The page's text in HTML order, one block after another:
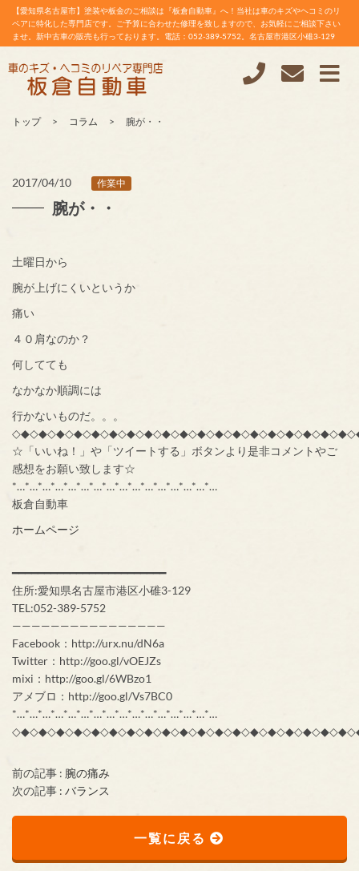
【愛知県名古屋市】塗装や板金のご相談は『板倉自動車』へ！当社は車のキズやヘコミのリ
ペアに特化した専門店です。ご予算に合わせた修理を致しますので、お気軽にご相談下さい
ませ。新中古車の販売も行っております。電話：052-389-5752。名古屋市港区小碓3-129
トップ コラム 腕が・・
2017/04/10 作業中
腕が・・
土曜日から
腕が上げにくいというか
痛い
４０肩なのか？
何してても
なかなか順調には
行かないものだ。。。
☆「いいね！」や「ツイートする」ボタンより是非コメントやご
感想をお願い致します☆
*…*…*…*…*…*…*…*…*…*…*…*…*…*…*…*…
板倉自動車
ホームページ
━━━━━━━━━━━━━━━━━━━━━━━━
住所:愛知県名古屋市港区小碓3-129
TEL:052-389-5752
————————————————
Facebook：http://urx.nu/dN6a
Twitter：http://goo.gl/vOEJZs
mixi：http://goo.gl/6WBzo1
アメブロ：http://goo.gl/Vs7BC0
*…*…*…*…*…*…*…*…*…*…*…*…*…*…*…*…
前の記事 : 腕の痛み
次の記事 : バランス
一覧に戻る